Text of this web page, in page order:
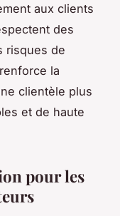
aux clients
des
risques de
la
clientèle plus
et de haute
pour les